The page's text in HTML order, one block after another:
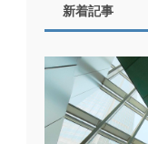
新着記事